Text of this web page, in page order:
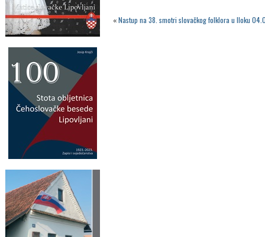
«Nastup na 38. smotri slovačkog folklora u Iloku